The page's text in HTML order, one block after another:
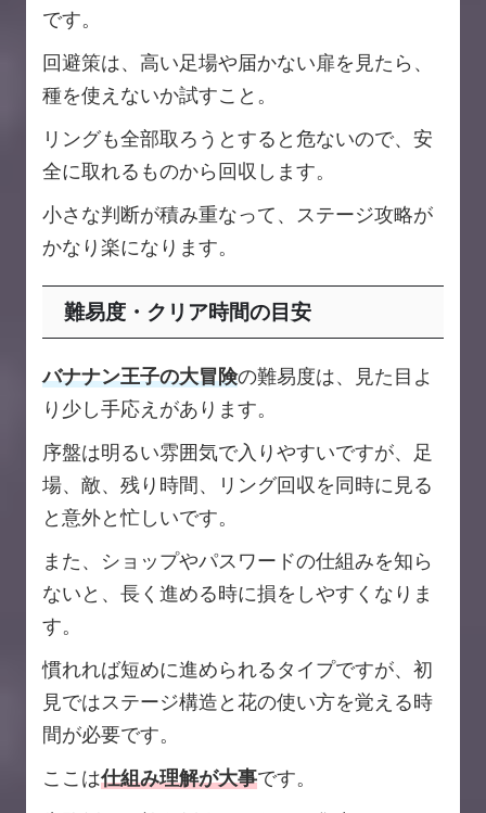
です。
回避策は、高い足場や届かない扉を見たら、
種を使えないか試すこと。
リングも全部取ろうとすると危ないので、安
全に取れるものから回収します。
小さな判断が積み重なって、ステージ攻略が
かなり楽になります。
難易度・クリア時間の目安
バナナン王子の大冒険の難易度は、見た目よ
り少し手応えがあります。
序盤は明るい雰囲気で入りやすいですが、足
場、敵、残り時間、リング回収を同時に見る
と意外と忙しいです。
また、ショップやパスワードの仕組みを知ら
ないと、長く進める時に損をしやすくなりま
す。
慣れれば短めに進められるタイプですが、初
見ではステージ構造と花の使い方を覚える時
間が必要です。
ここは仕組み理解が大事です。